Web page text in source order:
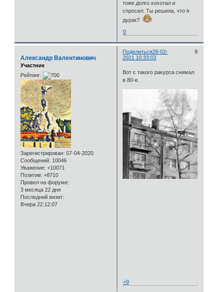
тоже долго хохотал и
спросил: Ты решила, что я
дурак?
0
Поделиться 8
28-02-
2021 10:33:03
Александр Валентинович
Участник
Рейтинг:
Зарегистрирован: 07-04-2020
Сообщений: 10046
Уважение: +10071
Позитив: +8710
Провел на форуме:
3 месяца 22 дня
Последний визит:
Вчера 22:12:07
Вот с такого ракурса снимал
в 80-е.
+9